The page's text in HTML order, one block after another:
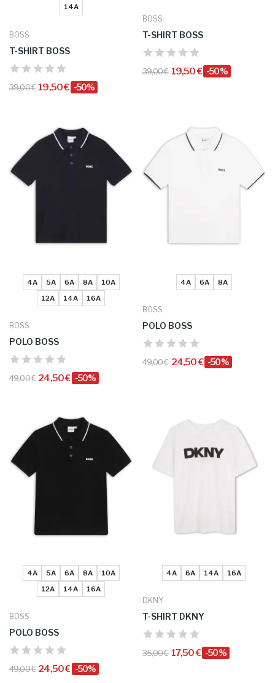
14A
BOSS
T-SHIRT BOSS
39,00 € 19,50 € -50%
BOSS
T-SHIRT BOSS
39,00 € 19,50 € -50%
4A 5A 6A 8A
10A
12A
14A 16A
BOSS
POLO BOSS
49,00 € 24,50 € -50%
4A 6A 8A
BOSS
POLO BOSS
49,00 € 24,50 € -50%
4A 5A 6A 8A
10A
12A
14A 16A
BOSS
POLO BOSS
49,00 € 24,50 € -50%
4A 6A 14A 16A
DKNY
T-SHIRT DKNY
35,00 € 17,50 € -50%